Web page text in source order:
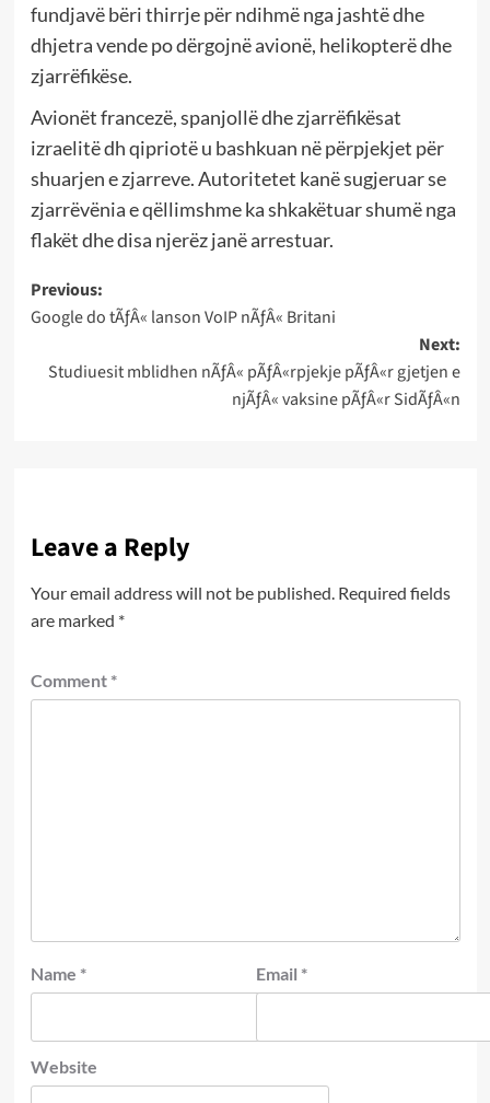
fundjavë bëri thirrje për ndihmë nga jashtë dhe
dhjetra vende po dërgojnë avionë, helikopterë dhe
zjarrëfikëse.
Avionët francezë, spanjollë dhe zjarrëfikësat
izraelitë dh qipriotë u bashkuan në përpjekjet për
shuarjen e zjarreve. Autoritetet kanë sugjeruar se
zjarrëvënia e qëllimshme ka shkakëtuar shumë nga
flakët dhe disa njerëz janë arrestuar.
Post
navigation
Previous:
Google do tÃƒÂ« lanson VoIP nÃƒÂ« Britani
Next:
Studiuesit mblidhen nÃƒÂ« pÃƒÂ«rpjekje pÃƒÂ«r gjetjen e
njÃƒÂ« vaksine pÃƒÂ«r SidÃƒÂ«n
Leave a Reply
Your email address will not be published. Required fields
are marked *
Comment *
Name * Email *
Website